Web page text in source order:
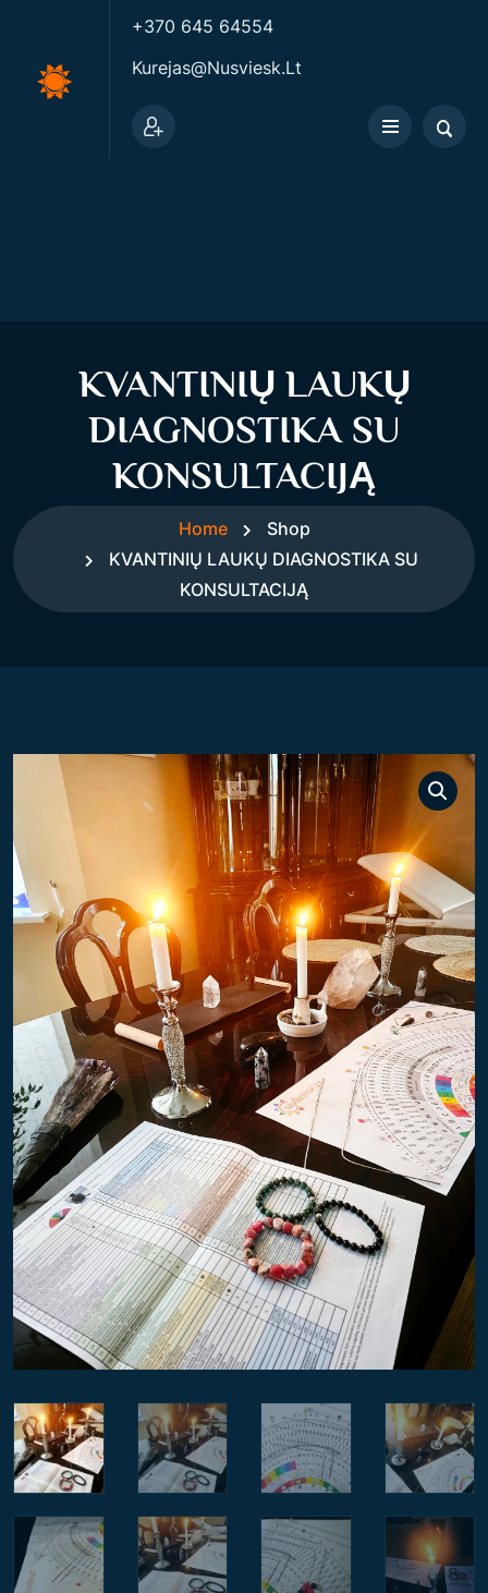
+370 645 64554
Kurejas@nusviesk.lt
KVANTINIŲ LAUKŲ
DIAGNOSTIKA SU
KONSULTACIJĄ
Home
Shop
KVANTINIŲ LAUKŲ DIAGNOSTIKA SU
KONSULTACIJĄ